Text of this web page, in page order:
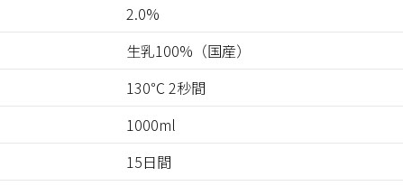
2.0%
生乳100%（国産）
130℃ 2秒間
1000ml
15日間